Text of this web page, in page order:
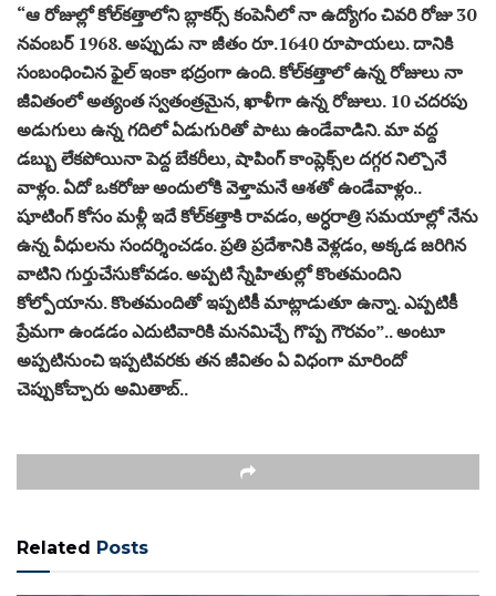
“ఆ రోజుల్లో కోల్‌కత్తాలోని బ్లాకర్స్‌ కంపెనీలో నా ఉద్యోగం చివరి రోజు 30
నవంబర్‌ 1968. అప్పుడు నా జీతం రూ.1640 రూపాయలు. దానికి
సంబంధించిన ఫైల్‌ ఇంకా భద్రంగా ఉంది. కోల్‌కత్తాలో ఉన్న రోజులు నా
జీవితంలో అత్యంత స్వతంత్రమైన, ఖాళీగా ఉన్న రోజులు. 10 చదరపు
అడుగులు ఉన్న గదిలో ఏడుగురితో పాటు ఉండేవాడిని. మా వద్ద
డబ్బు లేకపోయినా పెద్ద బేకరీలు, షాపింగ్‌ కాంప్లెక్స్‌ల దగ్గర నిల్చొనే
వాళ్లం. ఏదో ఒకరోజు అందులోకి వెళ్తామనే ఆశతో ఉండేవాళ్లం..
షూటింగ్‌ కోసం మళ్లీ ఇదే కోల్‌కత్తాకి రావడం, అర్ధరాత్రి సమయాల్లో నేను
ఉన్న వీధులను సందర్శించడం. ప్రతి ప్రదేశానికి వెళ్లడం, అక్కడ జరిగిన
వాటిని గుర్తుచేసుకోవడం. అప్పటి స్నేహితుల్లో కొంతమందిని
కోల్పోయాను. కొంతమందితో ఇప్పటికీ మాట్లాడుతూ ఉన్నా. ఎప్పటికీ
ప్రేమగా ఉండడం ఎదుటివారికి మనమిచ్చే గొప్ప గౌరవం”.. అంటూ
అప్పటినుంచి ఇప్పటివరకు తన జీవితం ఏ విధంగా మారిందో
చెప్పుకోచ్చారు అమితాబ్..
Related Posts